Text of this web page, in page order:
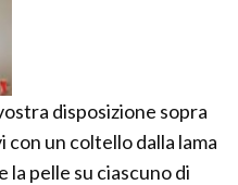
disposizione sopra
un coltello dalla lama
pelle su ciascuno di